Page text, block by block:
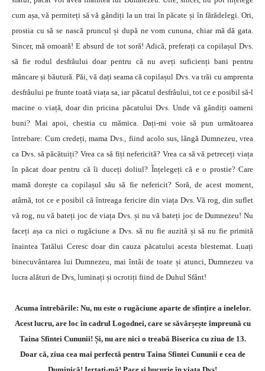
cum așa, vă permiteți să vă gândiți la un trai în păcate și în fărădelegi. Ori,
prostia cu să se nască pruncul și după ne vom cununa, chiar mă dă gata.
Sincer, mă omoară! E absurd de tot soră! Adică, preferați ca copilașul Dvs.
să fie rodul desfrâului doar pentru că nu aveți suficienți bani pentru
mâncare și băutură. Păi, vă dați seama că copilașul Dvs. va trăi cu amprenta
desfrâului pe frunte toată viața sa, iar păcatul desfrâului, tot ce e posibil să-l
macine o viață, doar din pricina păcatului Dvs. Unde vă gândiți oameni
buni? Mai apoi, chestia cu mămica. Dați-mi voie să pun următoarea
întrebare: Cum credeți, mama Dvs., fiind acolo sus, lângă Dumnezeu, vrea
ca Dvs. să păcătuiți? Vrea ca să fiți nefericită? Vrea ca să vă petreceți viața
în păcat doar pentru că îi duceți doliul? Înțelegeți că e o prostie? Care
mamă dorește ca copilașul său să fie nefericit? Soră, de acest moment,
atârnă, tot ce e posibil că întreaga fericire din viața Dvs. Vă rog, din suflet
vă rog, nu vă bateți joc de viața Dvs. și nu vă bateți joc de Dumnezeu! Nu
faceți așa ca nici o rugăciune a Dvs. să nu fie auzită și să nu fie primită
înaintea Tatălui Ceresc doar din cauza păcatului acesta blestemat. Luați
binecuvântarea lui Dumnezeu, mai întâi de toate și atunci, Dumnezeu va
lucra alături de Dvs, luminați și ocrotiți fiind de Duhul Sfânt!
Acuma întrebările: Nu, nu este o rugăciune aparte de sfințire a inelelor.
Acest lucru, are loc în cadrul Logodnei, care se săvârșește împreună cu
Taina Sfintei Cununii! Și, nu are nici o treabă Biserica cu ziua de 13.
Doar că, ziua cea mai perfectă pentru Taina Sfintei Cununii e cea de